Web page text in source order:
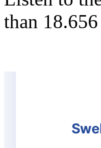
than